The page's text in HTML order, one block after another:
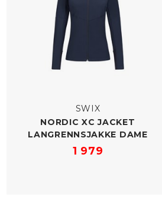
SWIX
NORDIC XC JACKET
LANGRENNSJAKKE DAME
1 979